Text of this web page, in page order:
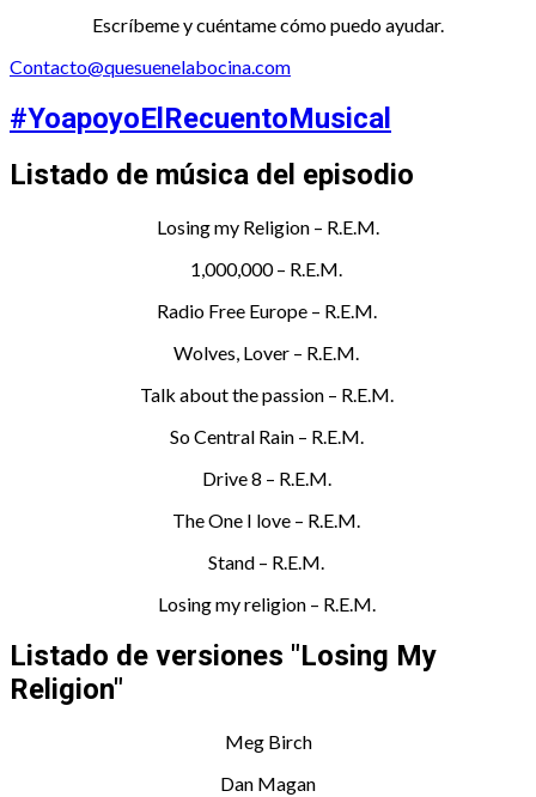
Escríbeme y cuéntame cómo puedo ayudar.
Contacto@quesuenelabocina.com
#YoapoyoElRecuentoMusical
Listado de música del episodio
Losing my Religion – R.E.M.
1,000,000 – R.E.M.
Radio Free Europe – R.E.M.
Wolves, Lover – R.E.M.
Talk about the passion – R.E.M.
So Central Rain – R.E.M.
Drive 8 – R.E.M.
The One I love – R.E.M.
Stand – R.E.M.
Losing my religion – R.E.M.
Listado de versiones "Losing My
Religion"
Meg Birch
Dan Magan